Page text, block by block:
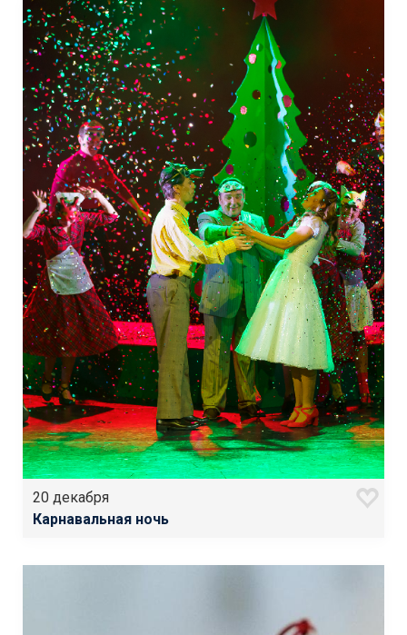
20 декабря
Карнавальная ночь